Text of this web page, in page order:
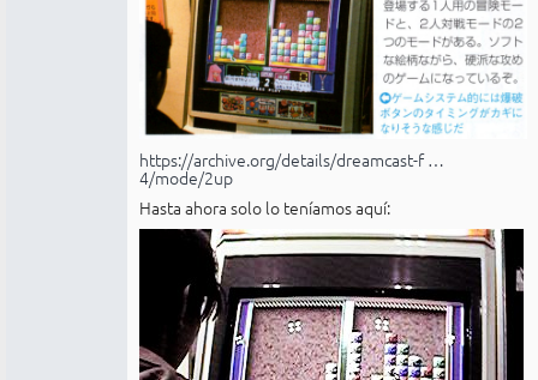
https://archive.org/details/dreamcast-f …
4/mode/2up
Hasta ahora solo lo teníamos aquí: